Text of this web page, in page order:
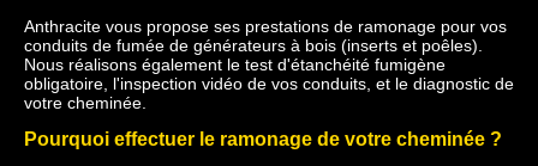
Anthracite vous propose ses prestations de ramonage pour vos
conduits de fumée de générateurs à bois (inserts et poêles).
Nous réalisons également le test d'étanchéité fumigène
obligatoire, l'inspection vidéo de vos conduits, et le diagnostic de
votre cheminée.
Pourquoi effectuer le ramonage de votre cheminée ?